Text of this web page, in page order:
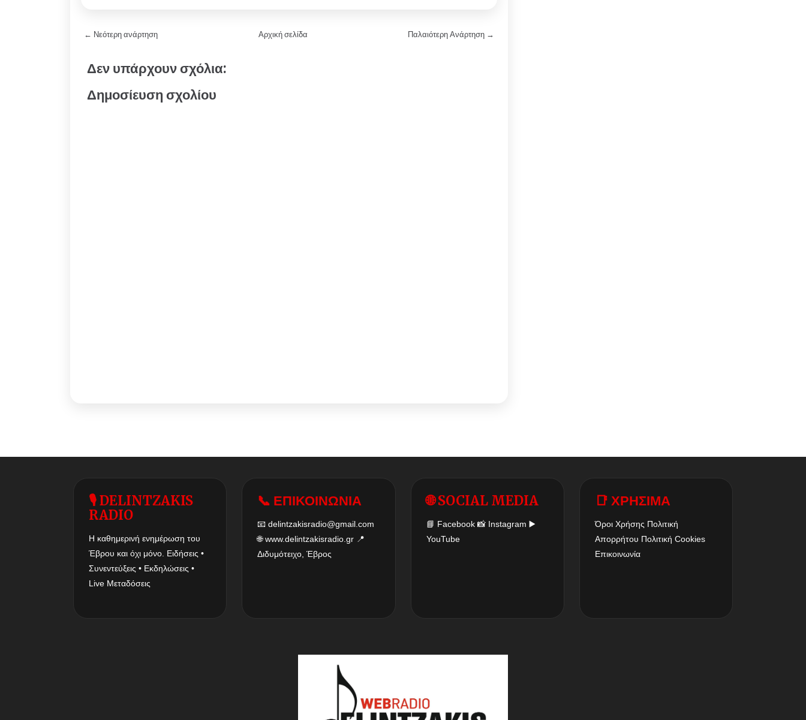
← Νεότερη ανάρτηση Παλαιότερη Ανάρτηση →
Αρχική σελίδα
Δεν υπάρχουν σχόλια:
Δημοσίευση σχολίου
🎙 DELINTZAKIS
RADIO
Η καθημερινή ενημέρωση του
Έβρου και όχι μόνο. Ειδήσεις •
Συνεντεύξεις • Εκδηλώσεις •
Live Μεταδόσεις
📞 ΕΠΙΚΟΙΝΩΝΙΑ
📧delintzakisradio@gmail.com
🌐www.delintzakisradio.gr 📍
Διδυμότειχο, Έβρος
🌐 SOCIAL MEDIA
📘 Facebook📸 Instagram ▶️
YouTube
📑 ΧΡΗΣΙΜΑ
Όροι Χρήσης Πολιτική
Απορρήτου Πολιτική Cookies
Επικοινωνία